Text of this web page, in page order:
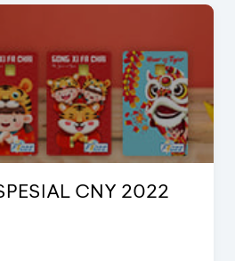
CNY 2022